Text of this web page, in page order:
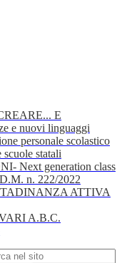
E
e nuovi linguaggi
personale scolastico
statali
Next generation class
n. 222/2022
ATTIVA
A.B.C.